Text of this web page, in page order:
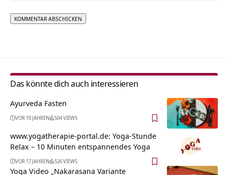
Das könnte dich auch interessieren
Ayurveda Fasten
VOR 10 JAHREN 504 VIEWS
www.yogatherapie-portal.de: Yoga-Stunde
Relax – 10 Minuten entspannendes Yoga
VOR 17 JAHREN 526 VIEWS
Yoga Video „Nakarasana Variante